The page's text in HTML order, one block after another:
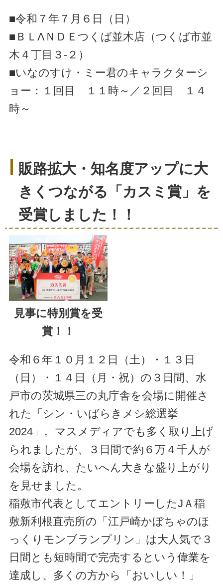
■令和７年７月６日（日）
■ＢＬΛＮＤＥつくば並木店（つくば市並
木４丁目３-２）
■いなのすけ・ミー君のキャラクターシ
ョー：１回目 １１時～／２回目 １４
時～
販路拡大・知名度アップに大
きくつながる「カスミ賞」を
受賞しました！！
見事に特別賞を受
賞！！
令和６年１０月１２日（土）・１３日
（日）・１４日（月・祝）の３日間、水
戸市の茨城県三の丸庁舎を会場に開催さ
れた「シン・いばらきメシ総選挙
2024」。マスメディアでも多く取り上げ
られましたが、３日間で約６万４千人が
会場を訪れ、たいへん大きな盛り上がり
を見せました。
稲敷市代表としてエントリーしたJＡ稲
敷新利根直売所の「江戸崎かぼちゃのほ
っくりモンブランプリン」は大人気で３
日間とも短時間で完売するという偉業を
達成し、多くの方から「おいしい！」